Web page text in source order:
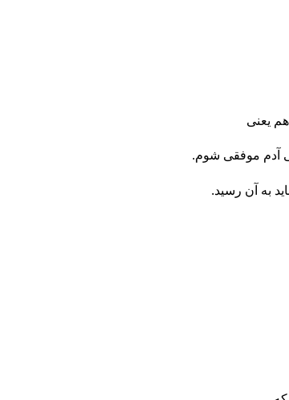
یعنی
آدم موفقی شوم.
به آن رسید.